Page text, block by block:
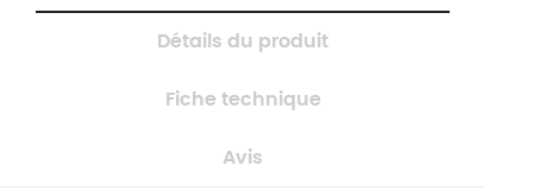
Détails du produit
Fiche technique
Avis